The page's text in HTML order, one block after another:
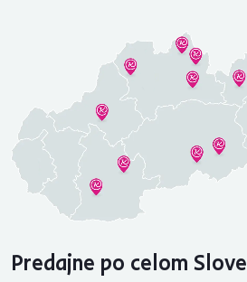
Predajne po celom